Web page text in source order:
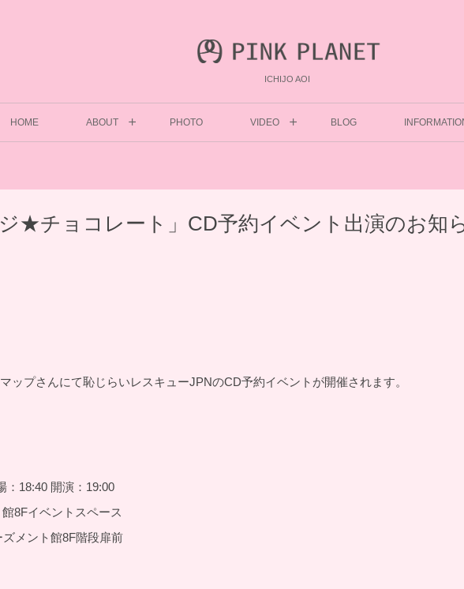
ICHIJO AOI
HOME ABOUT PHOTO VIDEO BLOG
★チョコレート」CD予約イベント出演のお知
ップさんにて恥じらいレスキューJPNのCD予約イベントが開催されます。
：18:40 開演：19:00
8Fイベントスペース
メント館8F階段扉前